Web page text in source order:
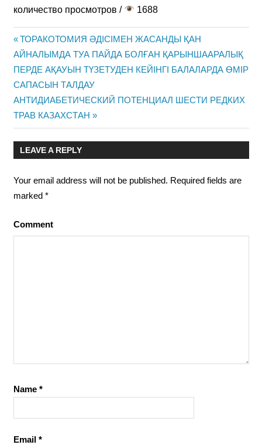
количество просмотров / 1688
Post
navigation
Previous
Post:
ТОРАКОТОМИЯ ӘДІСІМЕН ЖАСАНДЫ ҚАН
АЙНАЛЫМДА ТУА ПАЙДА БОЛҒАН ҚАРЫНШААРАЛЫҚ
ПЕРДЕ АҚАУЫН ТҮЗЕТУДЕН КЕЙІНГІ БАЛАЛАРДА ӨМІР
САПАСЫН ТАЛДАУ
Next
Post:
АНТИДИАБЕТИЧЕСКИЙ ПОТЕНЦИАЛ ШЕСТИ РЕДКИХ
ТРАВ КАЗАХСТАН
LEAVE A REPLY
Your email address will not be published. Required fields are
marked *
Comment
Name *
Email *